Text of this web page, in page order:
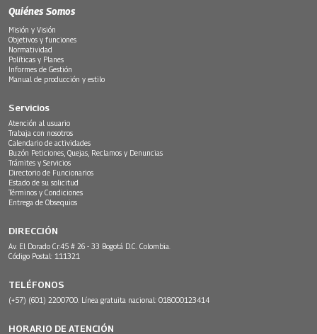
Quiénes Somos
Misión y Visión
Objetivos y funciones
Normatividad
Políticas y Planes
Informes de Gestión
Manual de producción y estilo
Servicios
Atención al usuario
Trabaja con nosotros
Calendario de actividades
Buzón Peticiones, Quejas, Reclamos y Denuncias
Trámites y Servicios
Directorio de Funcionarios
Estado de su solicitud
Términos y Condiciones
Entrega de Obsequios
DIRECCIÓN
Av. El Dorado Cr.45 # 26 - 33 Bogotá D.C. Colombia.
Código Postal: 111321
TELÉFONOS
(+57) (601) 2200700. Línea gratuita nacional: 018000123414
HORARIO DE ATENCIÓN